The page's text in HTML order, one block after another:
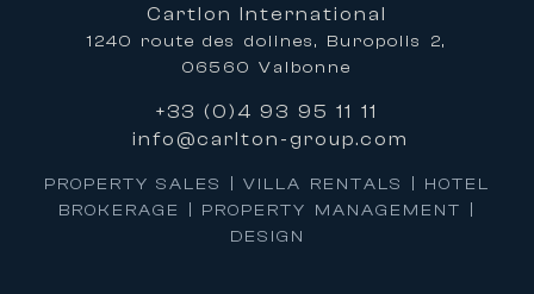
Cartlon International
1240 route des dolines, Buropolis 2,
06560 Valbonne
+33 (0)4 93 95 11 11
info@carlton-group.com
PROPERTY SALES | VILLA RENTALS | HOTEL
BROKERAGE | PROPERTY MANAGEMENT |
DESIGN